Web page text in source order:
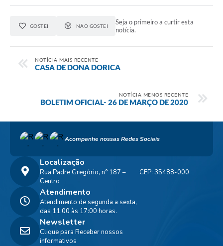
GOSTEI NÃO GOSTEI
Seja o primeiro a curtir esta
notícia.
NOTÍCIA MAIS RECENTE
CASA DE DONA DORICA
NOTÍCIA MENOS RECENTE
BOLETIM OFICIAL- 26 DE MARÇO DE 2020
Acompanhe nossas Redes Sociais
Localização
Rua Padre Gregório, n° 187 –
Centro
CEP: 35488-000
Atendimento
Atendimento de segunda a sexta,
das 11:00 às 17:00 horas.
Newsletter
Clique para Receber nossos
informativos